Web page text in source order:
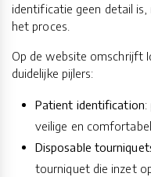
identificatie geen detail
het proces.
Op de website omschrijft
duidelijke pijlers:
Patient identification:
veilige en
Disposable
tourniquet die inzet